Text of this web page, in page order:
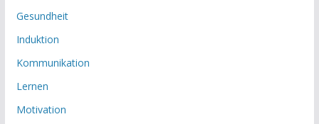
Gesundheit
Induktion
Kommunikation
Lernen
Motivation